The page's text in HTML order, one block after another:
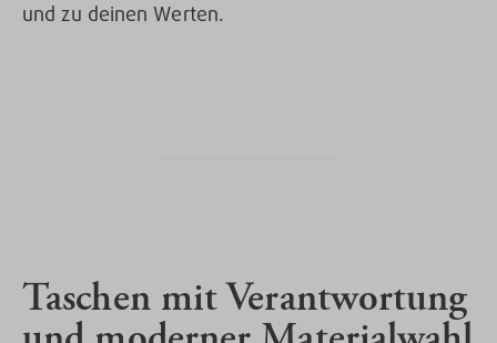
und zu deinen Werten.
Taschen mit Verantwortung